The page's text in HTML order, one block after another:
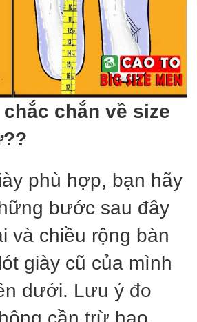
chắn về size
phù hợp, bạn hãy
bước sau đây
và chiều rộng bàn
giày cũ của mình
dưới. Lưu ý đo